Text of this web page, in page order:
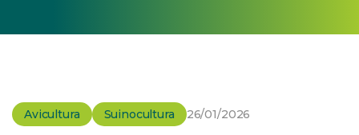
Avicultura Suinocultura 26/01/2026